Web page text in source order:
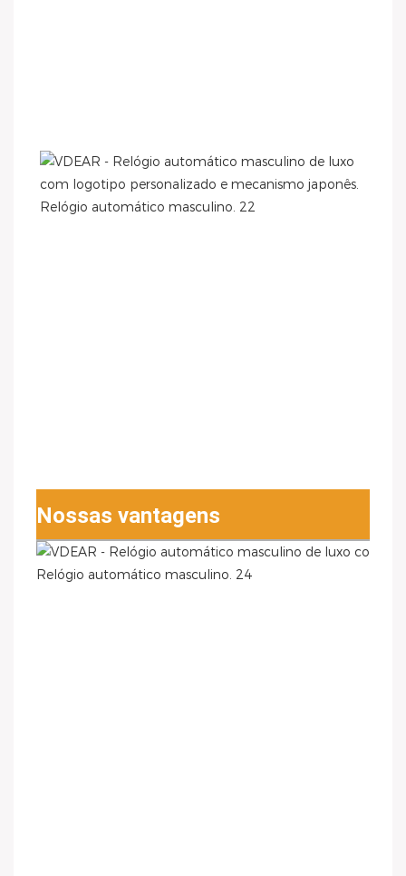
Nossas vantagens